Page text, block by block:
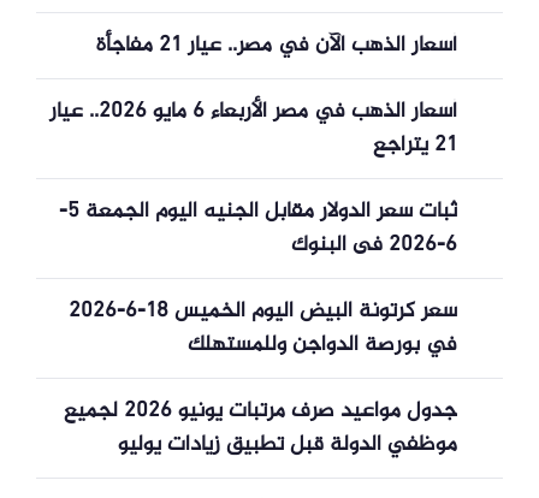
أسعار الذهب الآن في مصر.. عيار 21 مفاجأة
أسعار الذهب في مصر الأربعاء 6 مايو 2026.. عيار
21 يتراجع
ثبات سعر الدولار مقابل الجنيه اليوم الجمعة 5-
6-2026 فى البنوك
سعر كرتونة البيض اليوم الخميس 18-6-2026
في بورصة الدواجن وللمستهلك
جدول مواعيد صرف مرتبات يونيو 2026 لجميع
موظفي الدولة قبل تطبيق زيادات يوليو
المرتقبة